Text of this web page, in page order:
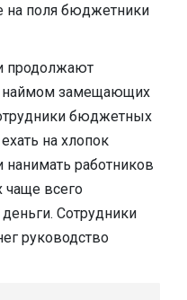
на поля бюджетники
продолжают
наймом замещающих
бюджетных
на хлопок
нанимать работников
чаще всего
Сотрудники
руководство